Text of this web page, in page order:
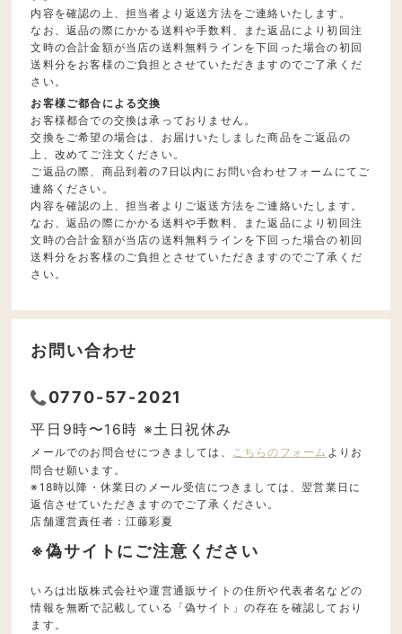
内容を確認の上、担当者より返送方法をご連絡いたします。
なお、返品の際にかかる送料や手数料、また返品により初回注
文時の合計金額が当店の送料無料ラインを下回った場合の初回
送料分をお客様のご負担とさせていただきますのでご了承くだ
さい。
お客様ご都合による交換
お客様都合での交換は承っておりません。
交換をご希望の場合は、お届けいたしました商品をご返品の
上、改めてご注文ください。
ご返品の際、商品到着の7日以内にお問い合わせフォームにてご
連絡ください。
内容を確認の上、担当者よりご返送方法をご連絡いたします。
なお、返品の際にかかる送料や手数料、また返品により初回注
文時の合計金額が当店の送料無料ラインを下回った場合の初回
送料分をお客様のご負担とさせていただきますのでご了承くだ
さい。
お問い合わせ
0770-57-2021
平日9時〜16時 ※土日祝休み
メールでのお問合せにつきましては、 こちらのフォーム よりお
問合せ願います。
※18時以降・休業日のメール受信につきましては、翌営業日に
返信させていただきますのでご了承ください。
店舗運営責任者：江藤彩夏
※偽サイトにご注意ください
いろは出版株式会社や運営通販サイトの住所や代表者名などの
情報を無断で記載している「偽サイト」の存在を確認しており
ます。